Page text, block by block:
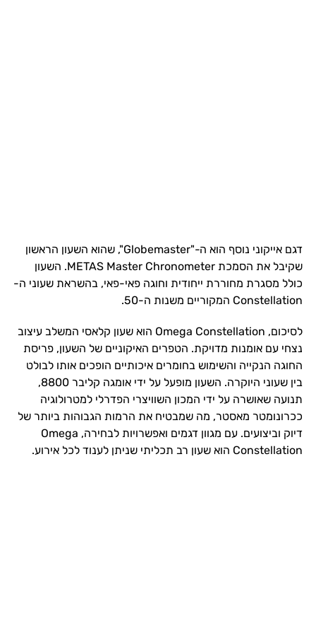
דגם אייקוני נוסף הוא ה-"Globemaster", שהוא השעון הראשון
שקיבל את הסמכת METAS Master Chronometer. השעון
כולל מסגרת מחוררת ייחודית וחוגה פאי-פאי, בהשראת שעוני ה-
Constellation המקוריים משנות ה-50.
לסיכום, Omega Constellation הוא שעון קלאסי המשלב עיצוב
נצחי עם אומנות מדויקת. הטפרים האיקוניים של השעון, פריסת
החוגה הנקייה והשימוש בחומרים איכותיים הופכים אותו לבולט
בין שעוני היוקרה. השעון מופעל על ידי אומגה קליבר 8800,
תנועה שאושרה על ידי המכון השוויצרי הפדרלי למטרולוגיה
ככרונומטר מאסטר, מה שמבטיח את הרמות הגבוהות ביותר של
דיוק וביצועים. עם מגוון דגמים ואפשרויות לבחירה, Omega
Constellation הוא שעון רב תכליתי שניתן לענוד לכל אירוע.